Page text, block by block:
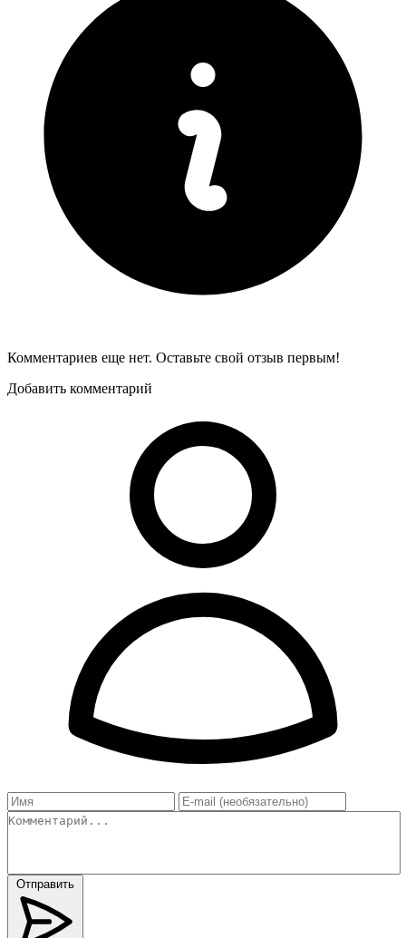
Комментариев еще нет. Оставьте свой отзыв первым!
Добавить комментарий
Отправить